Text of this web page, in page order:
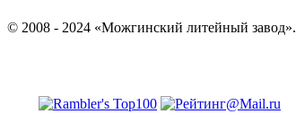
© 2008 - 2024 «Можгинский литейный завод».